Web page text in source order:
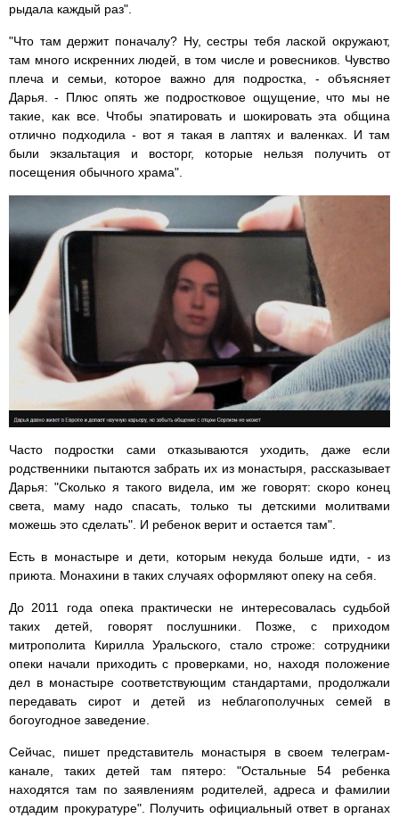
рыдала каждый раз".
"Что там держит поначалу? Ну, сестры тебя лаской окружают,
там много искренних людей, в том числе и ровесников. Чувство
плеча и семьи, которое важно для подростка, - объясняет
Дарья. - Плюс опять же подростковое ощущение, что мы не
такие, как все. Чтобы эпатировать и шокировать эта община
отлично подходила - вот я такая в лаптях и валенках. И там
были экзальтация и восторг, которые нельзя получить от
посещения обычного храма".
Часто подростки сами отказываются уходить, даже если
родственники пытаются забрать их из монастыря, рассказывает
Дарья: "Сколько я такого видела, им же говорят: скоро конец
света, маму надо спасать, только ты детскими молитвами
можешь это сделать". И ребенок верит и остается там".
Есть в монастыре и дети, которым некуда больше идти, - из
приюта. Монахини в таких случаях оформляют опеку на себя.
До 2011 года опека практически не интересовалась судьбой
таких детей, говорят послушники. Позже, с приходом
митрополита Кирилла Уральского, стало строже: сотрудники
опеки начали приходить с проверками, но, находя положение
дел в монастыре соответствующим стандартами, продолжали
передавать сирот и детей из неблагополучных семей в
богоугодное заведение.
Сейчас, пишет представитель монастыря в своем телеграм-
канале, таких детей там пятеро: "Остальные 54 ребенка
находятся там по заявлениям родителей, адреса и фамилии
отдадим прокуратуре". Получить официальный ответ в органах